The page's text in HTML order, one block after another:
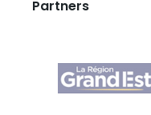
Agence Régionale
Bureau de Colmar
Partners